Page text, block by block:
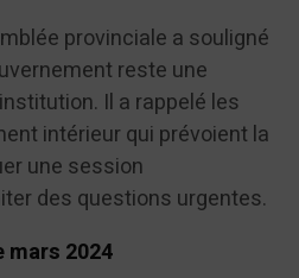
provinciale a souligné
reste une
Il a rappelé les
intérieur qui prévoient la
une session
des questions urgentes.
mars 2024